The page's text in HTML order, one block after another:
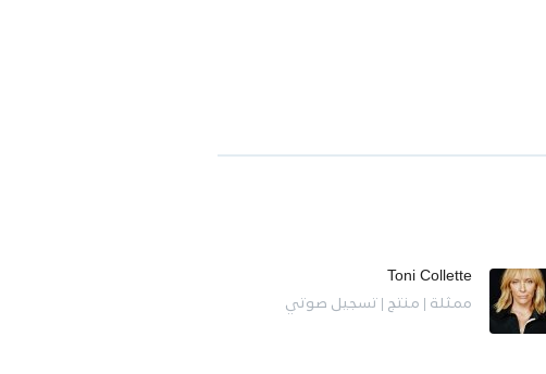
Toni Collette
ممثلة | منتج | تسجيل صوتي